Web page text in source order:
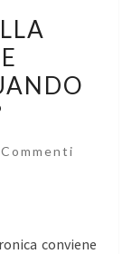
conviene